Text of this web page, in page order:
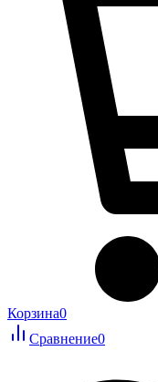
Корзина0
Сравнение0